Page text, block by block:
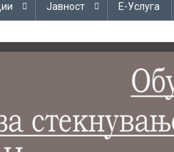
Јавност Е-Услуга